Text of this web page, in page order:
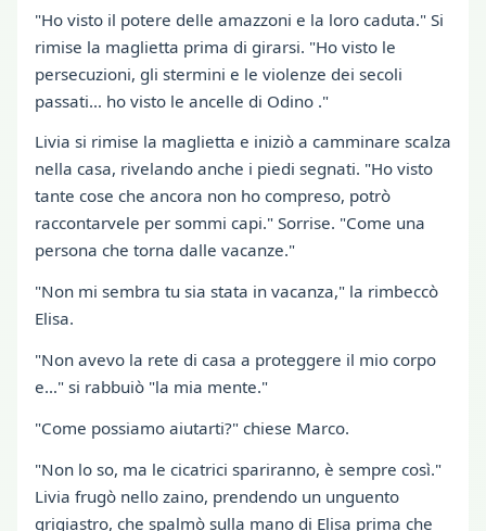
"Ho visto il potere delle amazzoni e la loro caduta." Si
rimise la maglietta prima di girarsi. "Ho visto le
persecuzioni, gli stermini e le violenze dei secoli
passati… ho visto le ancelle di Odino ."
Livia si rimise la maglietta e iniziò a camminare scalza
nella casa, rivelando anche i piedi segnati. "Ho visto
tante cose che ancora non ho compreso, potrò
raccontarvele per sommi capi." Sorrise. "Come una
persona che torna dalle vacanze."
"Non mi sembra tu sia stata in vacanza," la rimbeccò
Elisa.
"Non avevo la rete di casa a proteggere il mio corpo
e…" si rabbuiò "la mia mente."
"Come possiamo aiutarti?" chiese Marco.
"Non lo so, ma le cicatrici spariranno, è sempre così."
Livia frugò nello zaino, prendendo un unguento
grigiastro, che spalmò sulla mano di Elisa prima che